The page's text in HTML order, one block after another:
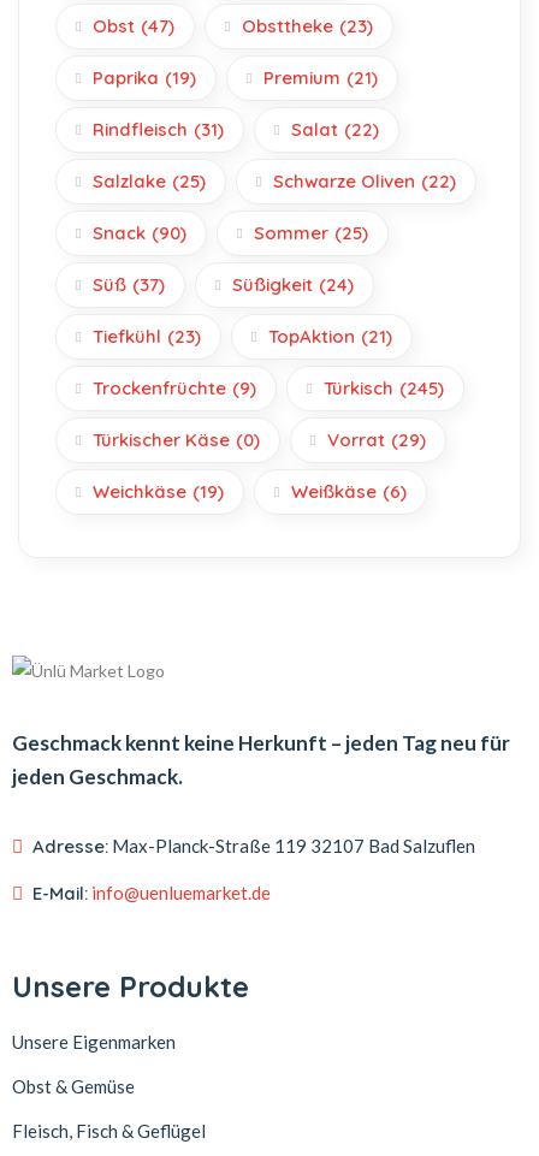
Obst (47) Obsttheke (23)
Paprika (19) Premium (21)
Rindfleisch (31) Salat (22)
Salzlake (25) Schwarze Oliven (22)
Snack (90) Sommer (25)
Süß (37) Süßigkeit (24)
Tiefkühl (23) TopAktion (21)
Trockenfrüchte (9) Türkisch (245)
Türkischer Käse (0) Vorrat (29)
Weichkäse (19) Weißkäse (6)
Geschmack kennt keine Herkunft – jeden Tag neu für
jeden Geschmack.
Adresse: Max-Planck-Straße 119 32107 Bad Salzuflen
E-Mail: info@uenluemarket.de
Unsere Produkte
Unsere Eigenmarken
Obst & Gemüse
Fleisch, Fisch & Geflügel